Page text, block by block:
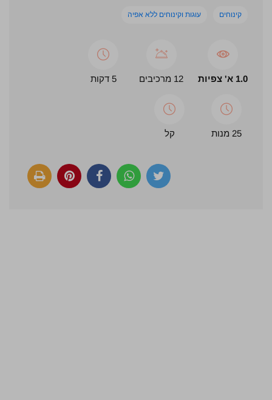
קינוחים עוגות וקינוחים ללא אפיה
1.0 א' צפיות 12 מרכיבים 5 דקות
25 מנות קל